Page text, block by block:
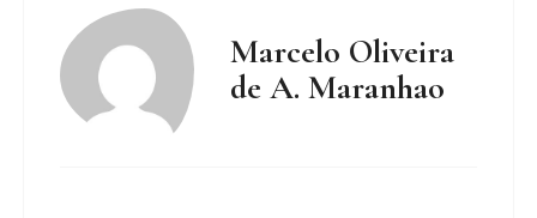
Marcelo Oliveira
de A. Maranhao